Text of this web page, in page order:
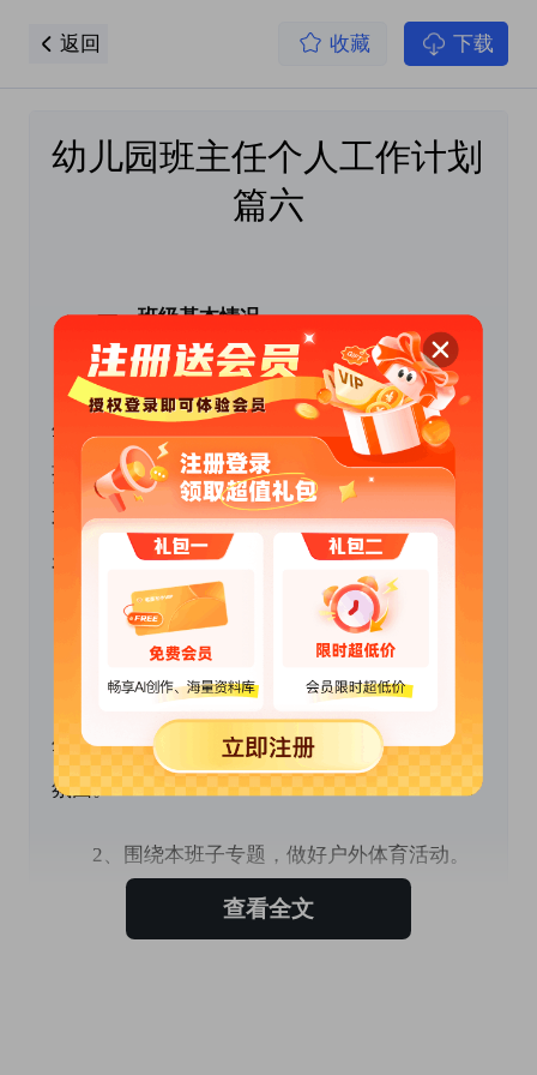
返回 收藏 下载
幼儿园班主任个人工作计划
篇六
一、班级基本情况
本班现有学前班儿童xx人，男生有xx人，女
生xx人。孩子的生活自理能力参差不齐，我们班
孩子的表达能力较弱，有极个别孩子计较内向，
不爱讲话，但经过两个礼拜的适应幼儿的情况都
有所转变。知道基本的交流语言以及常规。
二、班级工作目标
1、抓好一日活动常规，培养良好的礼貌和
生活卫生习惯。形成有序的生活、学习、游戏的
氛围。
2、围绕本班子专题，做好户外体育活动。
3、环境创设，丰富主题墙内容。
查看全文